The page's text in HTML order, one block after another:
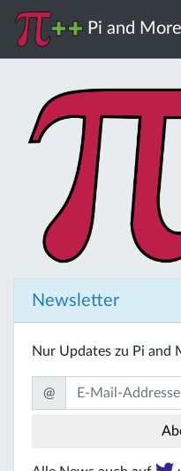
Pi and More
Newsletter
Nur Updates zu Pi and
@